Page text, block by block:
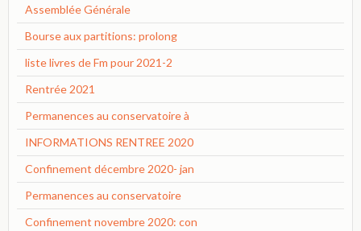
Assemblée Générale
Bourse aux partitions: prolong
liste livres de Fm pour 2021-2
Rentrée 2021
Permanences au conservatoire à
INFORMATIONS RENTREE 2020
Confinement décembre 2020- jan
Permanences au conservatoire
Confinement novembre 2020: con